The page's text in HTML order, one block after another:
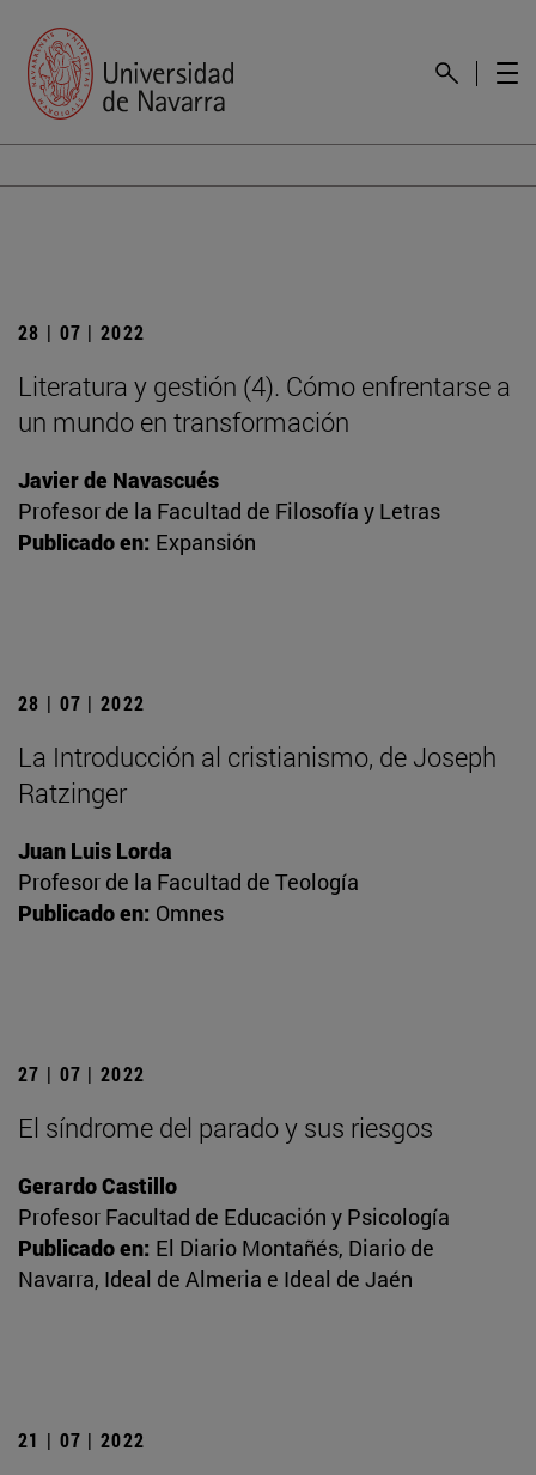
28 | 07 | 2022
Literatura y gestión (4). Cómo enfrentarse a
un mundo en transformación
Javier de Navascués
Profesor de la Facultad de Filosofía y Letras
Publicado en: Expansión
28 | 07 | 2022
La Introducción al cristianismo, de Joseph
Ratzinger
Juan Luis Lorda
Profesor de la Facultad de Teología
Publicado en: Omnes
27 | 07 | 2022
El síndrome del parado y sus riesgos
Gerardo Castillo
Profesor Facultad de Educación y Psicología
Publicado en: El Diario Montañés, Diario de
Navarra, Ideal de Almeria e Ideal de Jaén
21 | 07 | 2022